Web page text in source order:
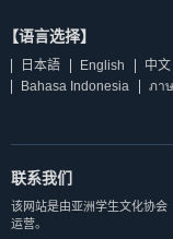
【语言选择】
日本語 English 中文
Bahasa Indonesia
ภา
联系我们
该网站是由亚洲学生文化协会
运营。